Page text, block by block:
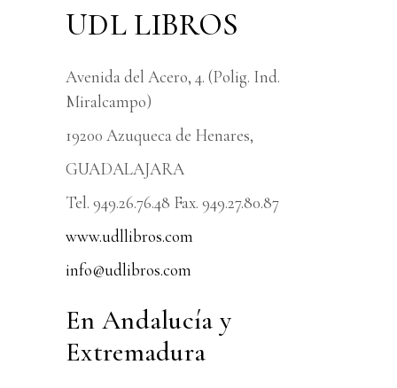
UDL LIBROS
Avenida del Acero, 4. (Polig. Ind.
Miralcampo)
19200 Azuqueca de Henares,
GUADALAJARA
Tel. 949.26.76.48 Fax. 949.27.80.87
www.udllibros.com
info@udlibros.com
En Andalucía y
Extremadura